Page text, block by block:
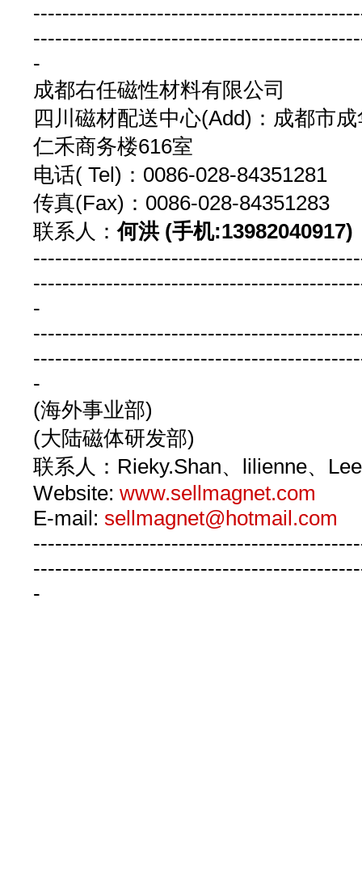
-
成都右任磁性材料有限公司
四川磁材配送中心(Add)：成都市
仁禾商务楼616室
电话( Tel)：0086-028-
传真(Fax)：0086-028-
联系人：何洪 (手机:13982040917)
-
-
(海外事业部)
(大陆磁体研发部)
联系人：Rieky.Shan、lilienne、
Website: www.sellmagnet.com
E-mail: sellmagnet@hotmail.com
-